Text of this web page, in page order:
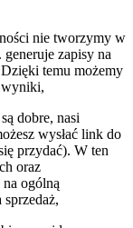
nie tworzymy w
generuje zapisy na
temu możemy
wyniki,
dobre, nasi
wysłać link do
przydać). W ten
oraz
na ogólną